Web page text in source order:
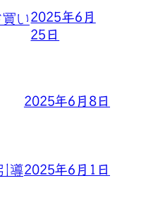
い 2025年6月
25日
2025年6月8日
導2025年6月1日